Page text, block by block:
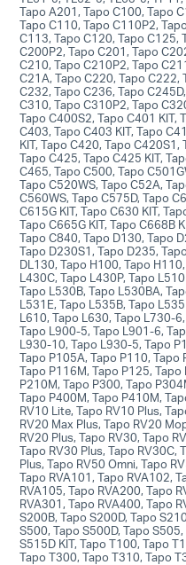
Tapo A201, Tapo C100, Tapo
Tapo C110, Tapo C110P2,
C113, Tapo C120, Tapo C125,
C200P2, Tapo C201, Tapo
C210, Tapo C210P2, Tapo
C21A, Tapo C220, Tapo C222,
C232, Tapo C236, Tapo
C310, Tapo C310P2, Tapo
Tapo C400S2, Tapo C401 KIT,
C403, Tapo C403 KIT, Tapo
KIT, Tapo C420, Tapo
Tapo C425, Tapo C425 KIT,
C465, Tapo C500, Tapo
Tapo C520WS, Tapo C52A,
C560WS, Tapo C575D, Tapo
C615G KIT, Tapo C630 KIT,
Tapo C665G KIT, Tapo C668B
Tapo C840, Tapo D130, Tapo
Tapo D230S1, Tapo D235,
DL130, Tapo H100, Tapo
L430C, Tapo L430P, Tapo
Tapo L530B, Tapo L530BA,
L531E, Tapo L535B, Tapo
L610, Tapo L630, Tapo L730-
Tapo L900-5, Tapo L901-6,
L930-10, Tapo L930-5, Tapo
Tapo P105A, Tapo P110, Tapo
Tapo P116M, Tapo P125, Tapo
P210M, Tapo P300, Tapo
Tapo P400M, Tapo P410M,
RV10 Lite, Tapo RV10 Plus,
RV20 Max Plus, Tapo RV20
RV20 Plus, Tapo RV30, Tapo
Tapo RV30 Plus, Tapo RV30C,
Plus, Tapo RV50 Omni, Tapo
Tapo RVA101, Tapo RVA102,
RVA105, Tapo RVA200, Tapo
RVA301, Tapo RVA400, Tapo
S200B, Tapo S200D, Tapo
S500, Tapo S500D, Tapo
S515D KIT, Tapo T100, Tapo
Tapo T300, Tapo T310, Tapo